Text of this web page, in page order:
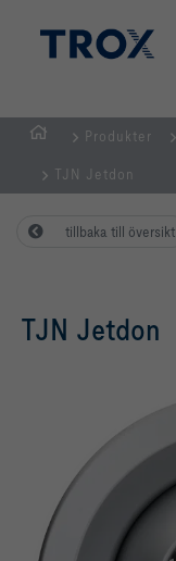
Produkter
TJN Jetdon
tillbaka till översikt
TJN Jetdon